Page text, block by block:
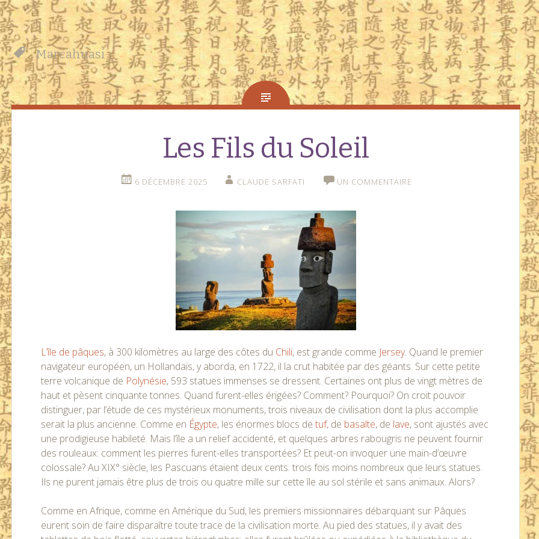
Marcahuasi
Les Fils du Soleil
6 DÉCEMBRE 2025 CLAUDE SARFATI UN COMMENTAIRE
L’île de pâques, à 300 kilomètres au large des côtes du Chili, est grande comme Jersey. Quand le premier
navigateur européen, un Hollandais, y aborda, en 1722, il la crut habitée par des géants. Sur cette petite
terre volcanique de Polynésie, 593 statues immenses se dressent. Certaines ont plus de vingt mètres de
haut et pèsent cinquante tonnes. Quand furent-elles érigées? Comment? Pourquoi? On croit pouvoir
distinguer, par l’étude de ces mystérieux monuments, trois niveaux de civilisation dont la plus accomplie
serait la plus ancienne. Comme en Égypte, les énormes blocs detuf, de basalte, de lave, sont ajustés avec
une prodigieuse habileté. Mais l’île a un relief accidenté, et quelques arbres rabougris ne peuvent fournir
des rouleaux: comment les pierres furent-elles transportées? Et peut-on invoquer une main-d’œuvre
colossale? Au XIX° siècle, les Pascuans étaient deux cents: trois fois moins nombreux que leurs statues.
Ils ne purent jamais être plus de trois ou quatre mille sur cette île au sol stérile et sans animaux. Alors?
Comme en Afrique, comme en Amérique du Sud, les premiers missionnaires débarquant sur Pâques
eurent soin de faire disparaître toute trace de la civilisation morte. Au pied des statues, il y avait des